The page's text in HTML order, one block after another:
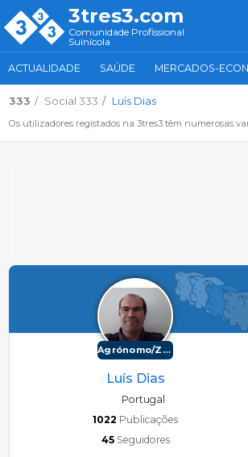
3tres3.com
Comunidade Profissional
Suinícola
ACTUALIDADE SAÚDE MERCADOS-
333 Social 333 Luís Dias
Os utilizadores registados na 3tres3 têm numerosas
Agrónomo/Zootécnico
Luís Dias
Portugal
1022 Publicações
45 Seguidores